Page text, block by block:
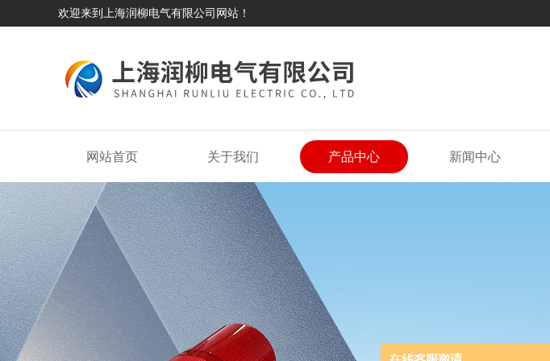
欢迎来到上海润柳电气有限公司网站！
网站首页 关于我们 产品中心 新闻中心